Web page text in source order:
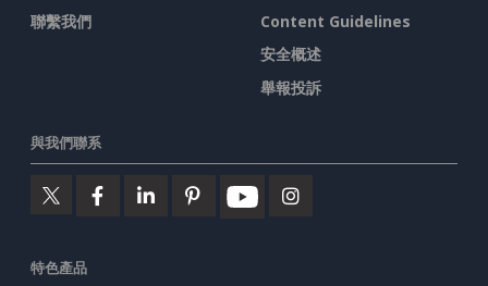
聯繫我們
Content Guidelines
安全概述
舉報投訴
與我們聯系
特色產品